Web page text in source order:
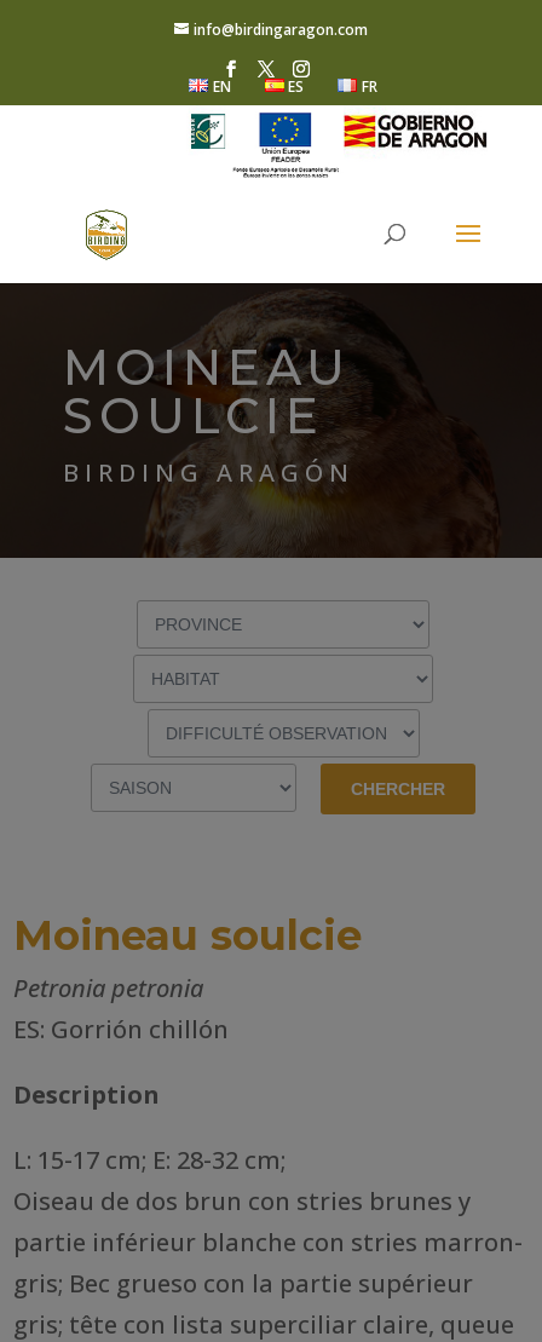
info@birdingaragon.com
EN ES FR
MOINEAU
SOULCIE
BIRDING ARAGÓN
Moineau soulcie
Petronia petronia
ES: Gorrión chillón
Description
L: 15-17 cm; E: 28-32 cm;
Oiseau de dos brun con stries brunes y
partie inférieur blanche con stries marron-
gris; Bec grueso con la partie supérieur
gris; tête con lista superciliar claire, queue